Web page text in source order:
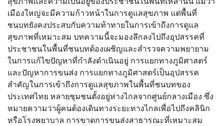
เมืองใหญ่จะมีความก้าวหน้าในการดูแลสุขภาพ แต่พื้นที่
ชนบทยังคงประสบกับความท้าทายในการเข้าถึงการดูแล
สุขภาพที่เหมาะสม บทความนี้จะมองลึกลงไปถึงอุปสรรคที่
ประชาชนในพื้นที่ชนบทต้องเผชิญและสำรวจความพยายาม
ในการแก้ไขปัญหาที่กำลังดำเนินอยู่ การแยกทางภูมิศาสตร์
และปัญหาการขนส่ง การแยกทางภูมิศาสตร์เป็นอุปสรรค
สำคัญในการเข้าถึงการดูแลสุขภาพในพื้นที่ชนบทของ
ประเทศไทย หลายชุมชนตั้งอยู่ห่างไกลจากศูนย์กลางเมือง ซึ่ง
หมายความว่าผู้คนต้องเดินทางระยะทางไกลเพื่อไปถึงคลินิก
หรือโรงพยาบาล การขาดการขนส่งสาธารณะที่เหมาะสม